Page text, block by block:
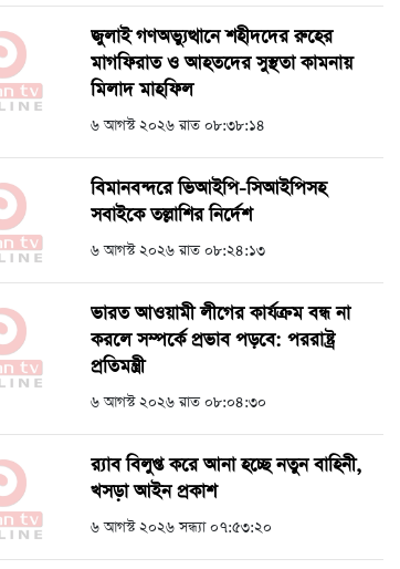
জুলাই গণঅভ্যুত্থানে শহীদদের রুহের
মাগফিরাত ও আহতদের সুস্থতা কামনায়
মিলাদ মাহফিল
৬ আগস্ট ২০২৬ রাত ০৮:৩৮:১৪
বিমানবন্দরে ভিআইপি-সিআইপিসহ
সবাইকে তল্লাশির নির্দেশ
৬ আগস্ট ২০২৬ রাত ০৮:২৪:১৩
ভারত আওয়ামী লীগের কার্যক্রম বন্ধ না
করলে সম্পর্কে প্রভাব পড়বে: পররাষ্ট্র
প্রতিমন্ত্রী
৬ আগস্ট ২০২৬ রাত ০৮:০৪:৩০
র‍্যাব বিলুপ্ত করে আনা হচ্ছে নতুন বাহিনী,
খসড়া আইন প্রকাশ
৬ আগস্ট ২০২৬ সন্ধ্যা ০৭:৫৩:২০